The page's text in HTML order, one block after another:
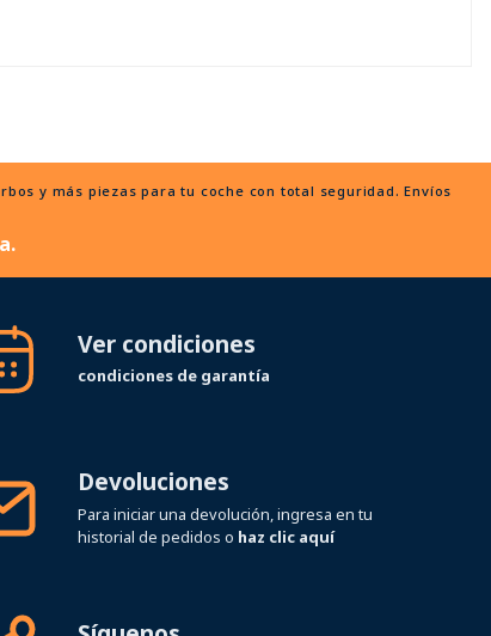
y más piezas para tu coche con total seguridad. Envíos
Ver condiciones
condiciones de garantía
Devoluciones
Para iniciar una devolución, ingresa en tu
historial de pedidos o haz clic aquí